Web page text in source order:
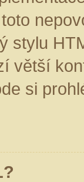
stylu
větší
si